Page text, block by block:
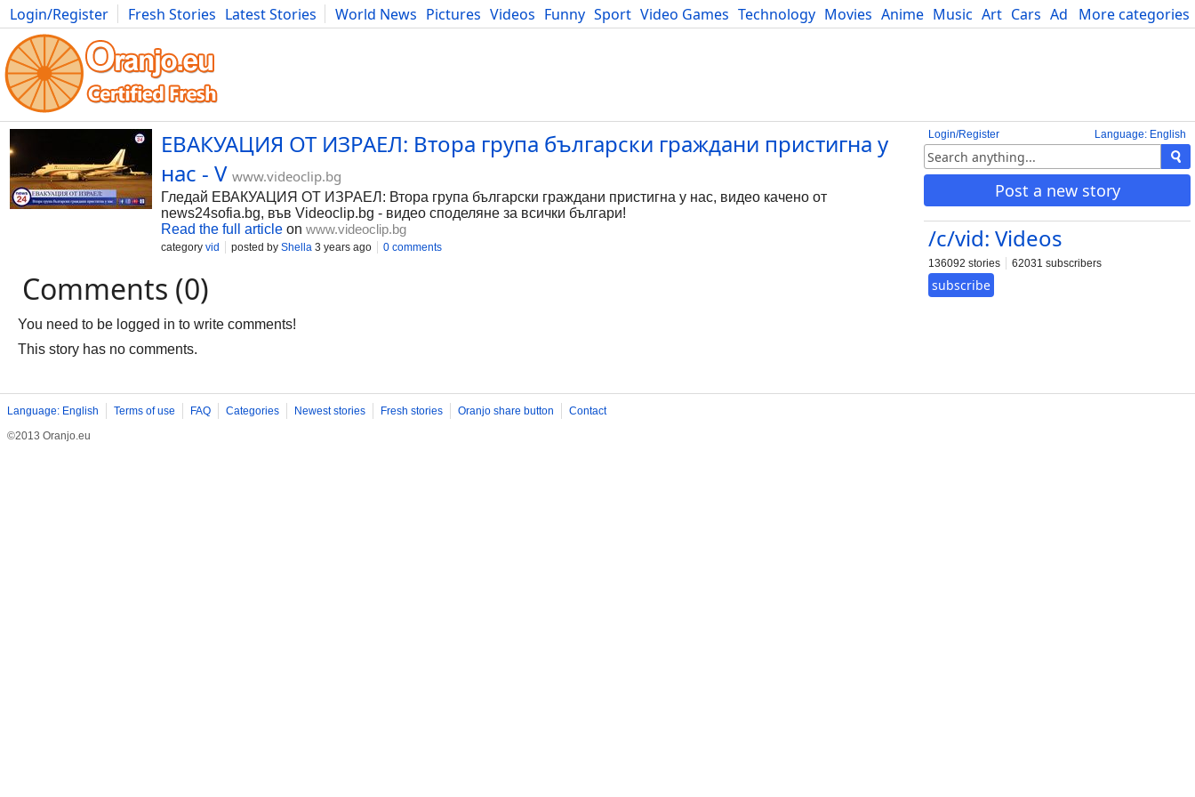
More categories
Login/Register Fresh Stories Latest Stories World News Pictures Videos Funny Sport Video Games Technology Movies Anime Music Art Cars Advice Science
Photography Comics Bulgaria Fitness Food Literature Developers Blog
Language: English
Login/Register
Post a new story
/c/vid: Videos
136092 stories 62031 subscribers
subscribe
ЕВАКУАЦИЯ ОТ ИЗРАЕЛ: Втора група български граждани пристигна у
нас - V www.videoclip.bg
Гледай ЕВАКУАЦИЯ ОТ ИЗРАЕЛ: Втора група български граждани пристигна у нас, видео качено от
news24sofia.bg, във Videoclip.bg - видео споделяне за всички българи!
Read the full article on www.videoclip.bg
category vid posted by Shella 3 years ago 0 comments
Comments (0)
You need to be logged in to write comments!
This story has no comments.
Language: English Terms of use FAQ Categories Newest stories Fresh stories Oranjo share button
Contact
©2013 Oranjo.eu